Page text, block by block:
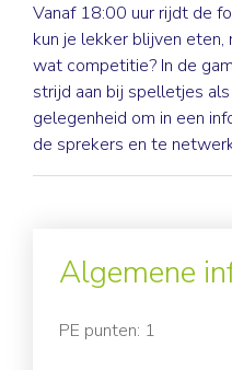
Vanaf 18:00 uur rijdt de
kun je lekker blijven
wat competitie? In de
strijd aan bij spelletjes
gelegenheid om in een
de sprekers en te
Algemene
PE punten: 1